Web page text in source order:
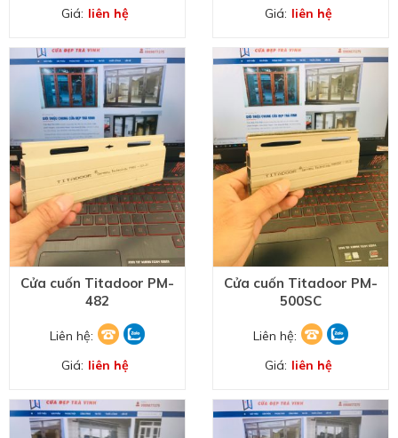
Giá: liên hệ Giá: liên hệ
Cửa cuốn Titadoor PM-
482
Liên hệ:
Giá: liên hệ
Cửa cuốn Titadoor PM-
500SC
Liên hệ:
Giá: liên hệ